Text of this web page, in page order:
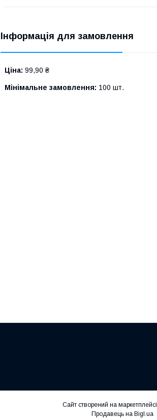
Інформація для замовлення
Ціна: 99,90 ₴
Мінімальне замовлення: 100 шт.
Сайт створений на маркетплейсі
Продавець на Bigl.ua